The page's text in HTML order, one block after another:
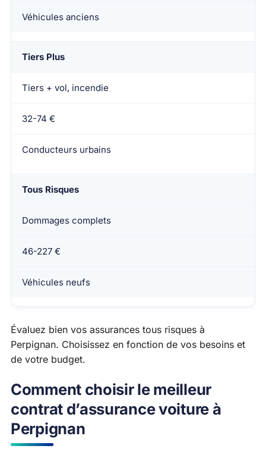
Véhicules anciens
Tiers Plus
Tiers + vol, incendie
32-74 €
Conducteurs urbains
Tous Risques
Dommages complets
46-227 €
Véhicules neufs
Évaluez bien vos assurances tous risques à
Perpignan. Choisissez en fonction de vos besoins et
de votre budget.
Comment choisir le meilleur
contrat d’assurance voiture à
Perpignan